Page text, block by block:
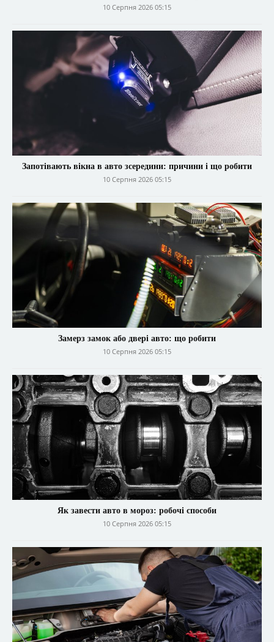
10 Серпня 2026 05:15
Запотівають вікна в авто зсередини: причини і що робити
10 Серпня 2026 05:15
Замерз замок або двері авто: що робити
10 Серпня 2026 05:15
Як завести авто в мороз: робочі способи
10 Серпня 2026 05:15